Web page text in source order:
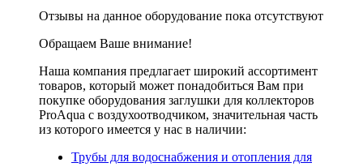
Отзывы на данное оборудование пока отсутствуют
Обращаем Ваше внимание!
Наша компания предлагает широкий ассортимент
товаров, который может понадобиться Вам при
покупке оборудования заглушки для коллекторов
ProAqua с воздухоотводчиком, значительная часть
из которого имеется у нас в наличии:
Трубы для водоснабжения и отопления для